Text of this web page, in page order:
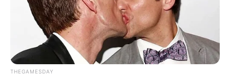
llamando a su madre como cuando era niño.
Pero Doña Elena ya iba lejos, rumbo al pueblo,
con la frente en alto y el corazón libre.
THEGAMESDAY